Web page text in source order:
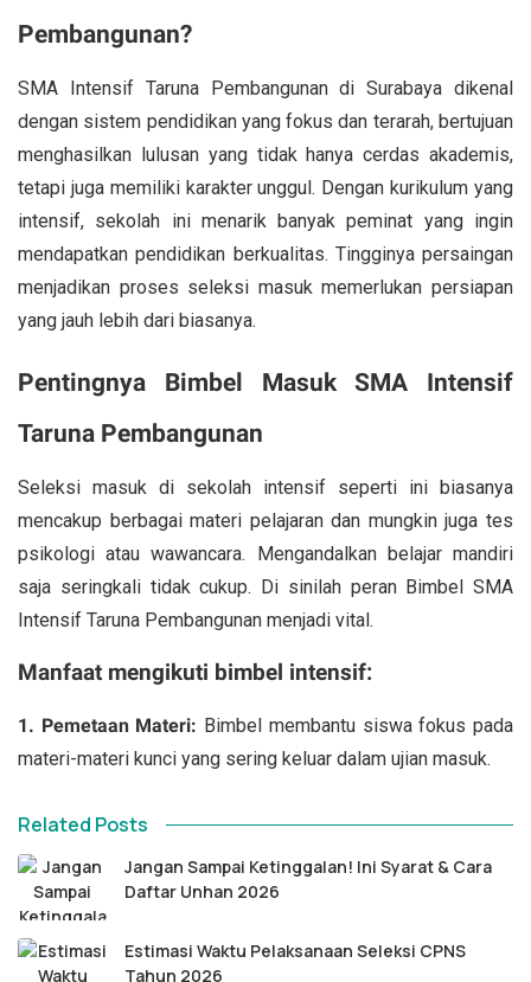
Pembangunan?
SMA Intensif Taruna Pembangunan di Surabaya dikenal
dengan sistem pendidikan yang fokus dan terarah, bertujuan
menghasilkan lulusan yang tidak hanya cerdas akademis,
tetapi juga memiliki karakter unggul. Dengan kurikulum yang
intensif, sekolah ini menarik banyak peminat yang ingin
mendapatkan pendidikan berkualitas. Tingginya persaingan
menjadikan proses seleksi masuk memerlukan persiapan
yang jauh lebih dari biasanya.
Pentingnya Bimbel Masuk SMA Intensif
Taruna Pembangunan
Seleksi masuk di sekolah intensif seperti ini biasanya
mencakup berbagai materi pelajaran dan mungkin juga tes
psikologi atau wawancara. Mengandalkan belajar mandiri
saja seringkali tidak cukup. Di sinilah peran Bimbel SMA
Intensif Taruna Pembangunan menjadi vital.
Manfaat mengikuti bimbel intensif:
1. Pemetaan Materi: Bimbel membantu siswa fokus pada
materi-materi kunci yang sering keluar dalam ujian masuk.
Related Posts
Jangan Sampai Ketinggalan! Ini Syarat & Cara
Daftar Unhan 2026
Estimasi Waktu Pelaksanaan Seleksi CPNS
Tahun 2026